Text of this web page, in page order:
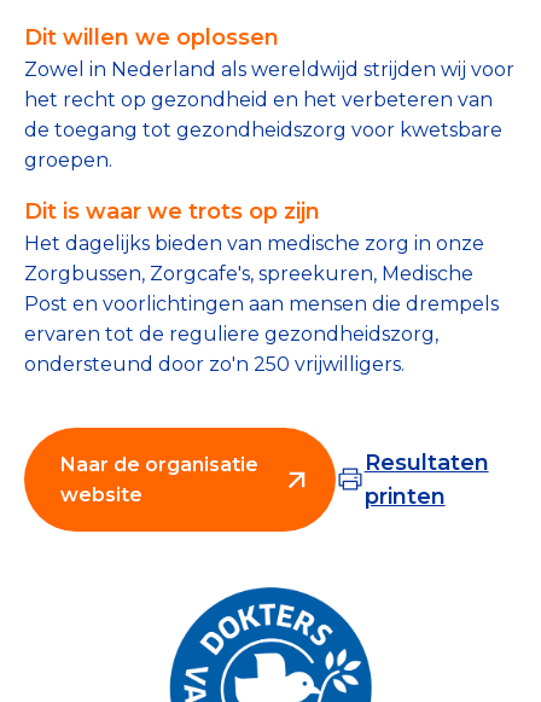
Data & Onderzoek
Betrouwbare data over goede doelen
CBF-publicaties
State of the Sector
Het Nederlandse Donateurspanel
Contact & Signalen
Check keurmerk goede doelen
Collecterooster/wervingrooster
Dit willen we oplossen
Zowel in Nederland als wereldwijd strijden wij voor
het recht op gezondheid en het verbeteren van
de toegang tot gezondheidszorg voor kwetsbare
groepen.
Dit is waar we trots op zijn
Het dagelijks bieden van medische zorg in onze
Zorgbussen, Zorgcafe's, spreekuren, Medische
Post en voorlichtingen aan mensen die drempels
ervaren tot de reguliere gezondheidszorg,
ondersteund door zo'n 250 vrijwilligers.
Naar de organisatie
website
Resultaten
printen